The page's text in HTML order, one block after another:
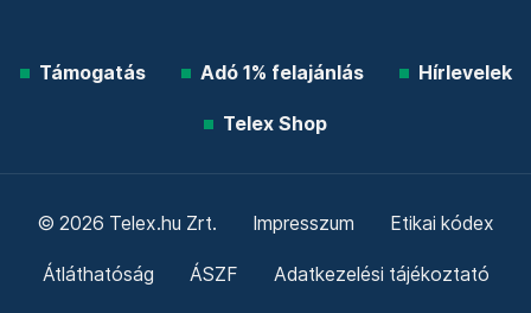
Támogatás Adó 1% felajánlás Hírlevelek
Telex Shop
© 2026 Telex.hu Zrt. Impresszum Etikai kódex
Átláthatóság ÁSZF Adatkezelési tájékoztató